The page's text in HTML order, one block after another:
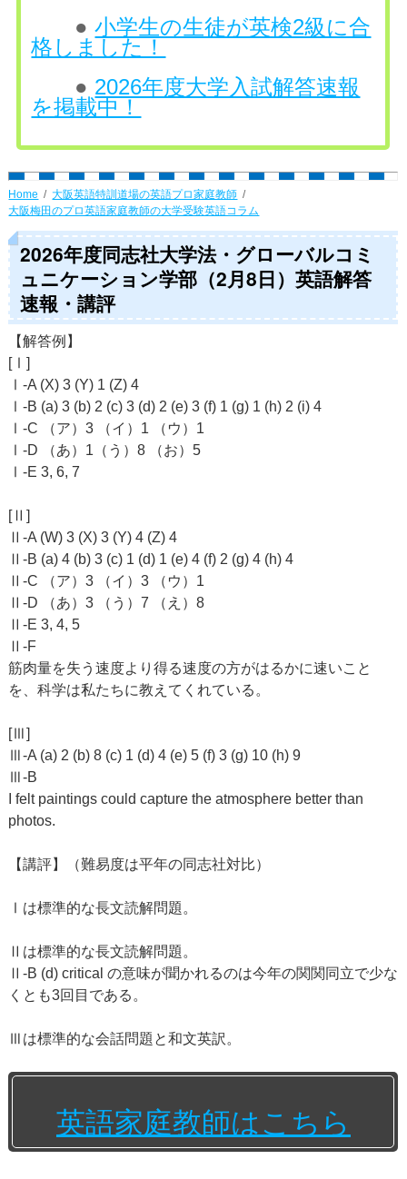
●小学生の生徒が英検2級に合
格しました！
● 2026年度大学入試解答速報
を掲載中！
Home
大阪英語特訓道場の英語プロ家庭教師
大阪梅田のプロ英語家庭教師の大学受験英語コラム
2026年度同志社大学法・グローバルコミ
ュニケーション学部（2月8日）英語解答
速報・講評
【解答例】
[Ⅰ]
Ⅰ-A (X) 3 (Y) 1 (Z) 4
Ⅰ-B (a) 3 (b) 2 (c) 3 (d) 2 (e) 3 (f) 1 (g) 1 (h) 2 (i) 4
Ⅰ-C （ア）3 （イ）1 （ウ）1
Ⅰ-D （あ）1（う）8 （お）5
Ⅰ-E 3, 6, 7
[Ⅱ]
Ⅱ-A (W) 3 (X) 3 (Y) 4 (Z) 4
Ⅱ-B (a) 4 (b) 3 (c) 1 (d) 1 (e) 4 (f) 2 (g) 4 (h) 4
Ⅱ-C （ア）3 （イ）3 （ウ）1
Ⅱ-D （あ）3 （う）7 （え）8
Ⅱ-E 3, 4, 5
Ⅱ-F
筋肉量を失う速度より得る速度の方がはるかに速いこと
を、科学は私たちに教えてくれている。
[Ⅲ]
Ⅲ-A (a) 2 (b) 8 (c) 1 (d) 4 (e) 5 (f) 3 (g) 10 (h) 9
Ⅲ-B
I felt paintings could capture the atmosphere better than
photos.
【講評】（難易度は平年の同志社対比）
Ⅰは標準的な長文読解問題。
Ⅱは標準的な長文読解問題。
Ⅱ-B (d) critical の意味が聞かれるのは今年の関関同立で少な
くとも3回目である。
Ⅲは標準的な会話問題と和文英訳。
英語家庭教師はこちら